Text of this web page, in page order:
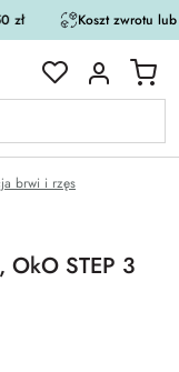
zł Koszt zwrotu
brwi i rzęs
STEP 3